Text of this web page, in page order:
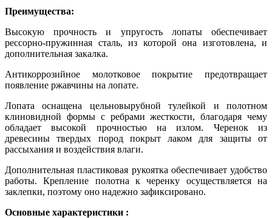
Преимущества:
Высокую прочность и упругость лопаты обеспечивает
рессорно-пружинная сталь, из которой она изготовлена, и
дополнительная закалка.
Антикоррозийное молотковое покрытие предотвращает
появление ржавчины на лопате.
Лопата оснащена цельновырубной тулейкой и полотном
клиновидной формы с ребрами жесткости, благодаря чему
обладает высокой прочностью на излом. Черенок из
древесины твердых пород покрыт лаком для защиты от
рассыхания и воздействия влаги.
Дополнительная пластиковая рукоятка обеспечивает удобство
работы. Крепление полотна к черенку осуществляется на
заклепки, поэтому оно надежно зафиксировано.
Основные характеристики :